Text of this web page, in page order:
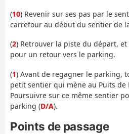
(10) Revenir sur ses pas par le
carrefour au début du sentier de
(2) Retrouver la piste du départ,
pour un retour vers le parking.
(1) Avant de regagner le parking,
petit sentier qui mène au Puits de
Poursuivre sur ce même sentier
parking (D/A).
Points de passage